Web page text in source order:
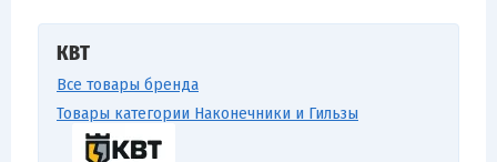
КВТ
Все товары бренда
Товары категории Наконечники и Гильзы